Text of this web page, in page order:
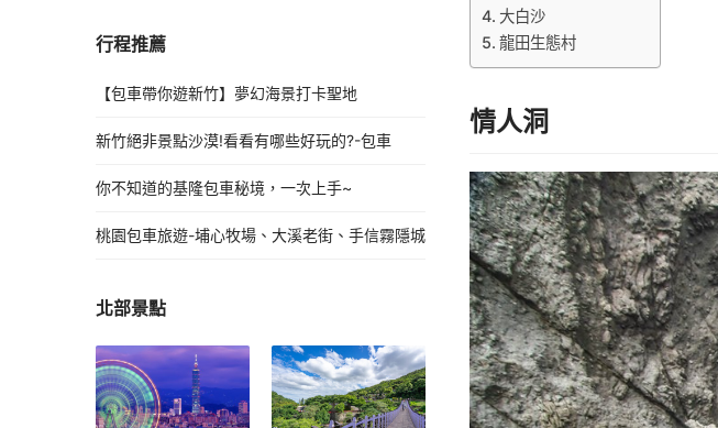
大白沙
龍田生態村
情人洞
行程推薦
【包車帶你遊新竹】夢幻海景打卡聖地
新竹絕非景點沙漠!看看有哪些好玩的?-包車
你不知道的基隆包車秘境，一次上手~
桃園包車旅遊-埔心牧場、大溪老街、手信霧隱城
北部景點